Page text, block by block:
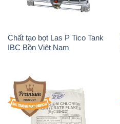
Chất tạo bọt Las P Tico Tank
IBC Bồn Việt Nam